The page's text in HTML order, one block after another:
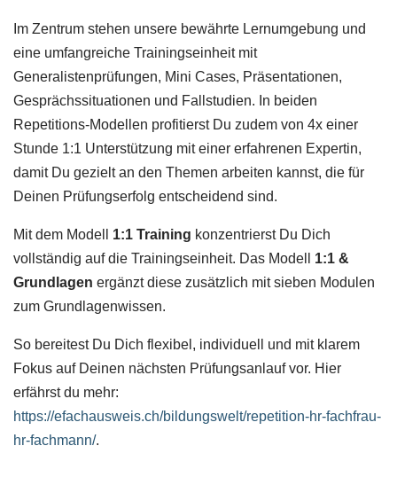
Im Zentrum stehen unsere bewährte Lernumgebung und
eine umfangreiche Trainingseinheit mit
Generalistenprüfungen, Mini Cases, Präsentationen,
Gesprächssituationen und Fallstudien. In beiden
Repetitions-Modellen profitierst Du zudem von 4x einer
Stunde 1:1 Unterstützung mit einer erfahrenen Expertin,
damit Du gezielt an den Themen arbeiten kannst, die für
Deinen Prüfungserfolg entscheidend sind.
Mit dem Modell 1:1 Training konzentrierst Du Dich
vollständig auf die Trainingseinheit. Das Modell 1:1 &
Grundlagen ergänzt diese zusätzlich mit sieben Modulen
zum Grundlagenwissen.
So bereitest Du Dich flexibel, individuell und mit klarem
Fokus auf Deinen nächsten Prüfungsanlauf vor. Hier
erfährst du mehr:
https://efachausweis.ch/bildungswelt/repetition-hr-fachfrau-
hr-fachmann/.